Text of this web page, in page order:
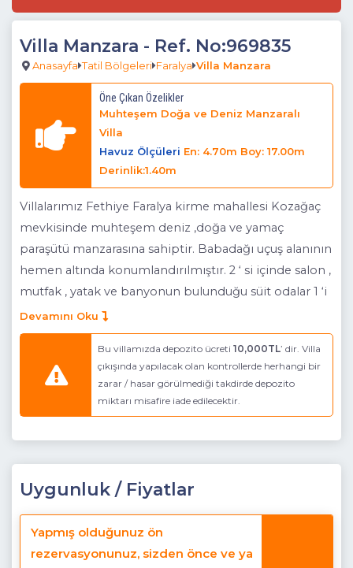
Villa Manzara - Ref. No:969835
Anasayfa Tatil Bölgeleri Faralya Villa Manzara
Öne Çıkan Özelikler
Muhteşem Doğa ve Deniz Manzaralı
Villa
Havuz Ölçüleri En: 4.70m Boy: 17.00m
Derinlik:1.40m
Villalarımız Fethiye Faralya kirme mahallesi Kozağaç
mevkisinde muhteşem deniz ,doğa ve yamaç
paraşütü manzarasına sahiptir. Babadağı uçuş alanının
hemen altında konumlandırılmıştır. 2 ‘ si içinde salon ,
mutfak , yatak ve banyonun bulunduğu süit odalar 1 ‘i
de 1+1 suit olmak üzere 3 ayrı villa olup 3 ailenin çok
rahat ederek tatil yapabilecekleri farklı ve özel bir
mimariye sahiptir.Etkileyici gün batımı eşliğinde
kahvenizi yudumlarken uçsuz bucaksız okyanusu
izleyip , bir yandan da üzerinizden süzülerek geçip
giden yamaç paraşütü yapan insanları izlemek
muhteşem bir duygu olsa gerek. Sessiz sakin , sadece
sevdiklerinizle bir arada harika bir tatil yapmaya ne
dersiniz ?
Not : Ölüdeniz plajına 18 km mesafesi
bulunmaktadır. Kirme mahalesine 5 km mesafesi
olup villaya giden yolun son 1.5 kmsi stabilize
Devamını Oku
Bu villamızda depozito ücreti 10,000TL’ dir. Villa
çıkışında yapılacak olan kontrollerde herhangi bir
zarar / hasar görülmediği takdirde depozito
miktarı misafire iade edilecektir.
Uygunluk / Fiyatlar
Yapmış olduğunuz ön
rezervasyonunuz, sizden önce ve ya